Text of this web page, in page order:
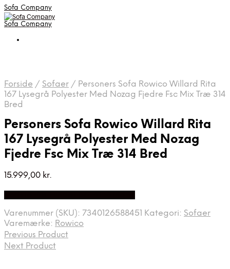
Sofa Company
Sofa Company
Forside / Sofaer / Personers Sofa Rowico Willard Rita
167 Lysegrå Polyester Med Nozag Fjedre Fsc Mix Træ 314
Bred
Personers Sofa Rowico Willard Rita
167 Lysegrå Polyester Med Nozag
Fjedre Fsc Mix Træ 314 Bred
15.999,00 kr.
Varenummer (SKU): 7340126588451 Kategori: Sofaer
Varemærke: Rowico
Previous Product
Next Product